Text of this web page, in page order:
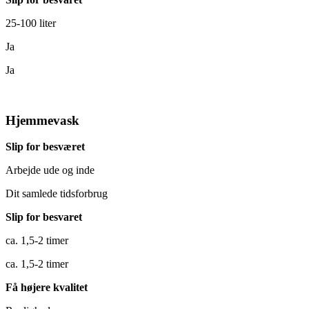
25-100 liter
Ja
Ja
Hjemmevask
Slip for besværet
Arbejde ude og inde
Dit samlede tidsforbrug
Slip for besvaret
ca. 1,5-2 timer
ca. 1,5-2 timer
Få højere kvalitet